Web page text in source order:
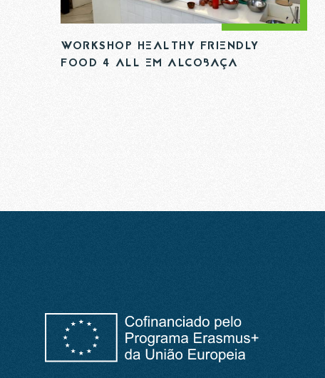
WORKSHOP HEALTHY FRIENDLY
FOOD 4 ALL EM ALCOBAÇA